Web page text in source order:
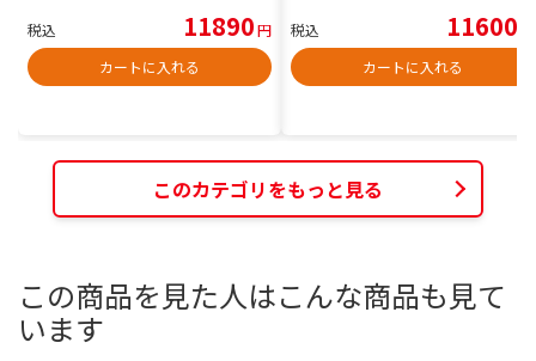
税込 11890円
カートに入れる
税込 11600
カートに入れる
このカテゴリをもっと見る
この商品を見た人はこんな商品も見て
います